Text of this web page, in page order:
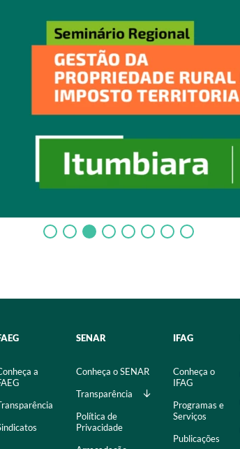
a
SENAR
Conheça o SENAR
Transparência
Política de
Privacidade
IFAG
Conheça o
IFAG
Programas e
Serviços
Publicações